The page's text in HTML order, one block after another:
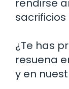
rendirse
sacrificios
¿Te has
resuena
y en